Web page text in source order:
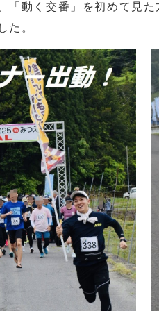
「動く交番」を初めて見
た。